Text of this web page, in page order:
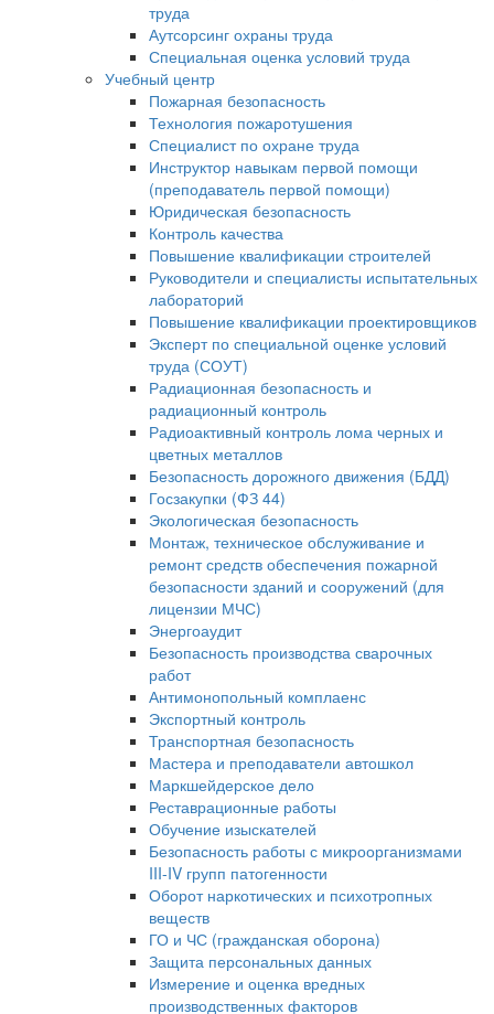
труда
Аутсорсинг охраны труда
Специальная оценка условий труда
Учебный центр
Пожарная безопасность
Технология пожаротушения
Специалист по охране труда
Инструктор навыкам первой помощи
(преподаватель первой помощи)
Юридическая безопасность
Контроль качества
Повышение квалификации строителей
Руководители и специалисты испытательных
лабораторий
Повышение квалификации проектировщиков
Эксперт по специальной оценке условий
труда (СОУТ)
Радиационная безопасность и
радиационный контроль
Радиоактивный контроль лома черных и
цветных металлов
Безопасность дорожного движения (БДД)
Госзакупки (ФЗ 44)
Экологическая безопасность
Монтаж, техническое обслуживание и
ремонт средств обеспечения пожарной
безопасности зданий и сооружений (для
лицензии МЧС)
Энергоаудит
Безопасность производства сварочных
работ
Антимонопольный комплаенс
Экспортный контроль
Транспортная безопасность
Мастера и преподаватели автошкол
Маркшейдерское дело
Реставрационные работы
Обучение изыскателей
Безопасность работы с микроорганизмами
III-IV групп патогенности
Оборот наркотических и психотропных
веществ
ГО и ЧС (гражданская оборона)
Защита персональных данных
Измерение и оценка вредных
производственных факторов